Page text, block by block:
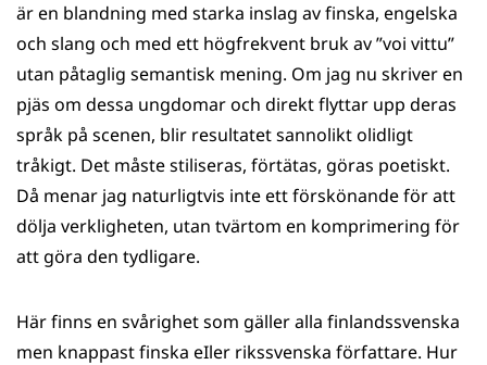
är en blandning med starka inslag av finska, engelska
och slang och med ett högfrekvent bruk av ”voi vittu”
utan påtaglig semantisk mening. Om jag nu skriver en
pjäs om dessa ungdomar och direkt flyttar upp deras
språk på scenen, blir resultatet sannolikt olidligt
tråkigt. Det måste stiliseras, förtätas, göras poetiskt.
Då menar jag naturligtvis inte ett förskönande för att
dölja verkligheten, utan tvärtom en komprimering för
att göra den tydligare.
Här finns en svårighet som gäller alla finlandssvenska
men knappast finska eIler rikssvenska författare. Hur